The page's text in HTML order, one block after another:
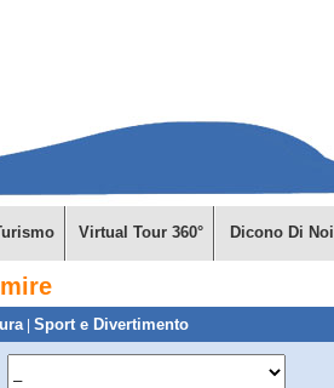
Virtual Tour 360° Dicono Di Noi
| Sport e Divertimento